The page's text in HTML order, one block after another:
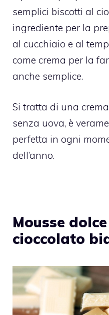
semplici biscotti al
ingrediente per la
al cucchiaio e al
come crema per la
anche semplice.
Si tratta di una
senza uova, è
perfetta in ogni
dell’anno.
Mousse
cioccolato